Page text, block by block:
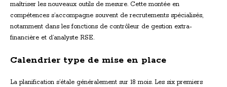
maîtriser les nouveaux outils de mesure. Cette montée en
compétences s’accompagne souvent de recrutements spécialisés,
notamment dans les fonctions de contrôleur de gestion extra-
financière et d’analyste RSE.
Calendrier type de mise en place
La planification s’étale généralement sur 18 mois. Les six premiers